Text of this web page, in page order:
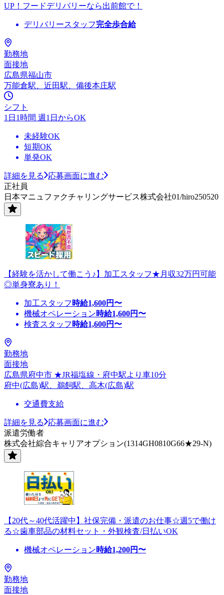
UP！フードデリバリーなら出前館で！
デリバリースタッフ完全歩合給
勤務地
面接地
広島県福山市
万能倉駅、近田駅、備後本庄駅
シフト
1日1時間 週1日からOK
未経験OK
短期OK
単発OK
詳細を見る
応募画面に進む
正社員
日本マニュファクチャリングサービス株式会社01/hiro250520
【経験を活かして働こう♪】加工スタッフ★月収32万円可能
◎単身寮あり！
加工スタッフ 時給1,600円〜
機械オペレーション時給1,600円〜
検査スタッフ 時給1,600円〜
勤務地
面接地
広島県府中市 ★JR福塩線・府中駅より車10分
府中(広島)駅、鵜飼駅、高木(広島)駅
交通費支給
詳細を見る
応募画面に進む
派遣労働者
株式会社綜合キャリアオプション(1314GH0810G66★29-N)
【20代～40代活躍中】社保完備・派遣のお仕事☆週5で働け
る☆歯車部品の材料セット・外観検査/日払いOK
機械オペレーション時給1,200円〜
勤務地
面接地